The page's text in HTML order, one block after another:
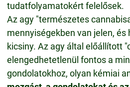
tudatfolyamatokért felelősek.
Az agy "természetes
mennyiségekben van jelen, és
kicsiny. Az agy által előállított
elengedhetetlenül fontos a
gondolatokhoz, olyan kémiai